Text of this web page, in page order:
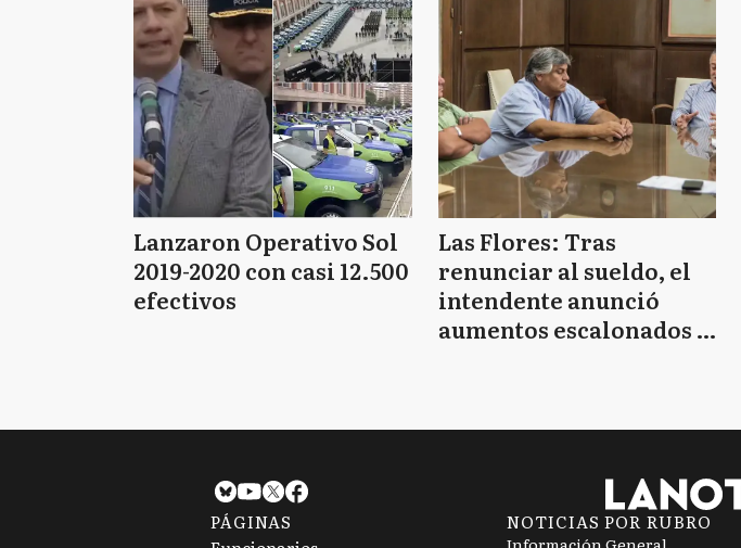
Lanzaron Operativo Sol
2019-2020 con casi 12.500
efectivos
Las Flores: Tras
renunciar al sueldo, el
intendente anunció
aumentos escalonados y
PÁGINAS
NOTICIAS POR RUBRO
Información General